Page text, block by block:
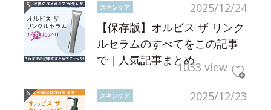
2025/12/24
スキンケア
【保存版】オルビス ザ リンク
ルセラムのすべてをこの記事
で｜人気記事まとめ1033 view
2025/12/23
スキンケア